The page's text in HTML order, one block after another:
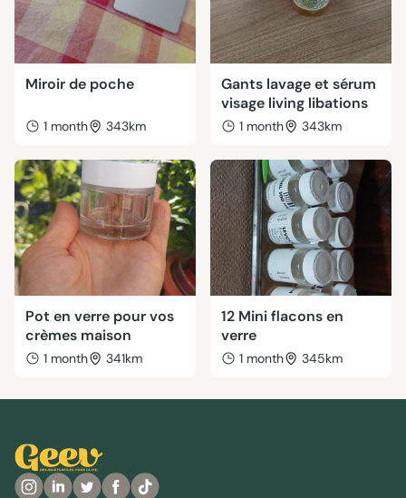
Miroir de poche
1 month 343km
Gants lavage et sérum
visage living libations
1 month 343km
Pot en verre pour vos
crèmes maison
1 month 341km
12 Mini flacons en
verre
1 month 345km